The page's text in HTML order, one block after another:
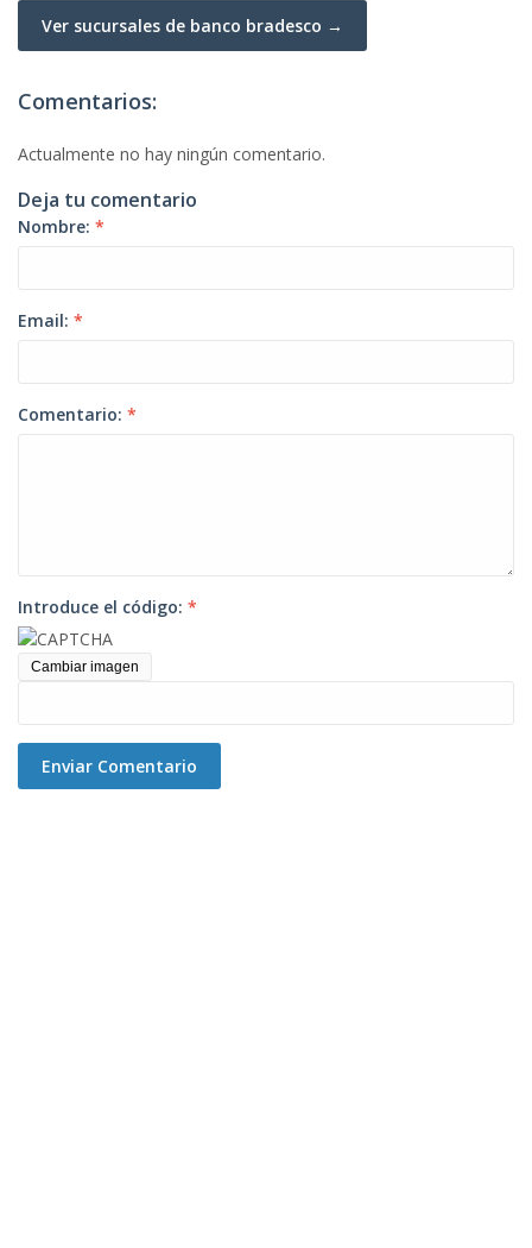
Ver sucursales de banco bradesco →
Comentarios:
Actualmente no hay ningún comentario.
Deja tu comentario
Nombre: *
Email: *
Comentario: *
Introduce el código: *
Cambiar imagen
Enviar Comentario